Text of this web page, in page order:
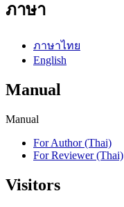
ภาษา
ภาษาไทย
English
Manual
Manual
For Author (Thai)
For Reviewer (Thai)
Visitors